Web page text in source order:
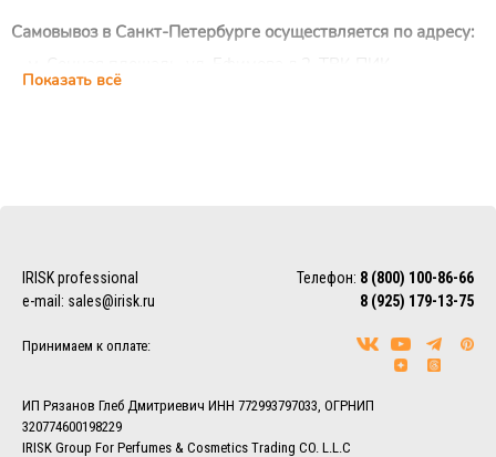
Самовывоз в Санкт-Петербурге осуществляется по адресу:
цокольный этаж, ежедневно с 10:00 до 22:00 (магазин
Доставка осуществляется по всему миру с помощью
службы EMS или Почты России.
Также можно воспользоваться услугами наиболее удобной
линии, Байкал-Сервис, DPD, ЖелДорЭкспедиция)
заказов вы можете в разделеДоставка.
Показать всё
IRISK professional Телефон: 8 (800) 100-86-66
8 (925) 179-13-75
e-mail: sales@irisk.ru
Принимаем к оплате:
ИП Рязанов Глеб Дмитриевич ИНН 772993797033, ОГРНИП
320774600198229
IRISK Group For Perfumes & Cosmetics Trading CO. L.L.C